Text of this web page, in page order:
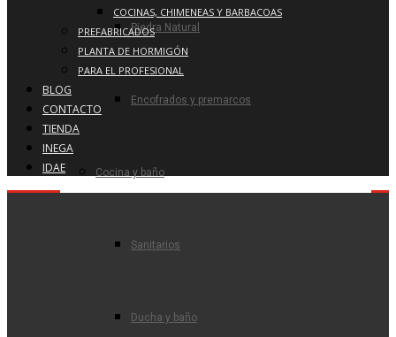
Piedra Natural
Encofrados y premarcos
Cocina y baño
Sanitarios
Ducha y baño
COCINAS, CHIMENEAS Y BARBACOAS
PREFABRICADOS
PLANTA DE HORMIGÓN
PARA EL PROFESIONAL
BLOG
CONTACTO
TIENDA
INEGA
IDAE